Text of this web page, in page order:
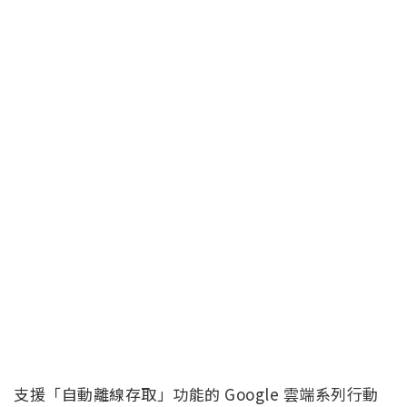
支援「自動離線存取」功能的 Google 雲端系列行動